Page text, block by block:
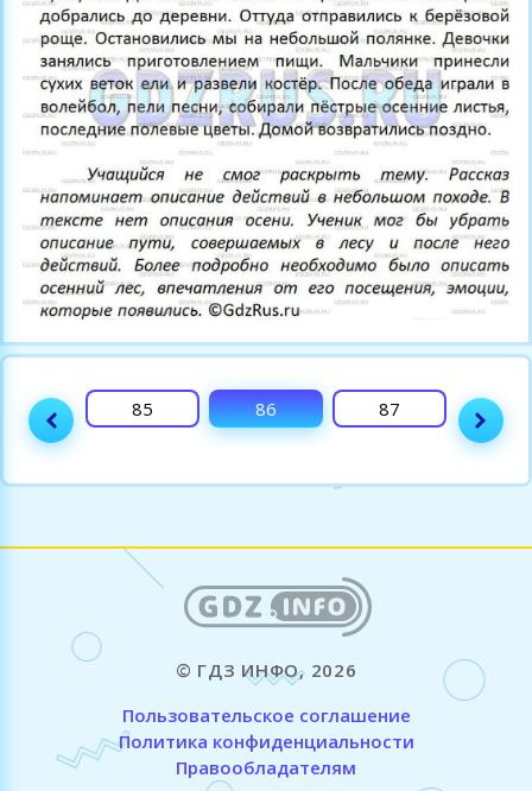
84 85 86 87 88
© ГДЗ ИНФО, 2026
Пользовательское соглашение
Политика конфиденциальности
Правообладателям